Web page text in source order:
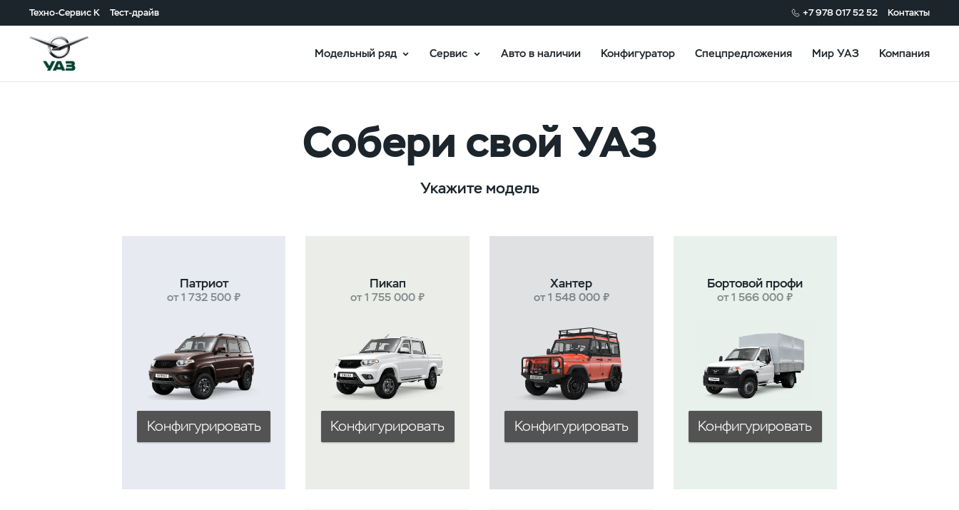
Техно-Сервис К Тест-драйв +7 978 017 52 52 Контакты
Модельный ряд Сервис Авто в наличии Конфигуратор Спецпредложения Мир УАЗ Компания
Собери свой УАЗ
Укажите модель
Патриот
от 1 732 500 ₽
Конфигурировать
Пикап
от 1 755 000 ₽
Конфигурировать
Хантер
от 1 548 000 ₽
Конфигурировать
Бортовой профи
от 1 566 000 ₽
Конфигурировать